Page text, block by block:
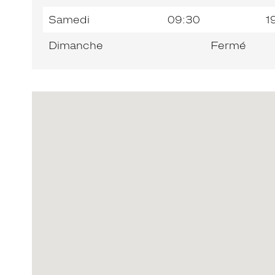
Samedi 09:30
Dimanche Fermé